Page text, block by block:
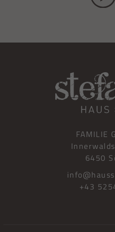
FAMILIE
6450
+43